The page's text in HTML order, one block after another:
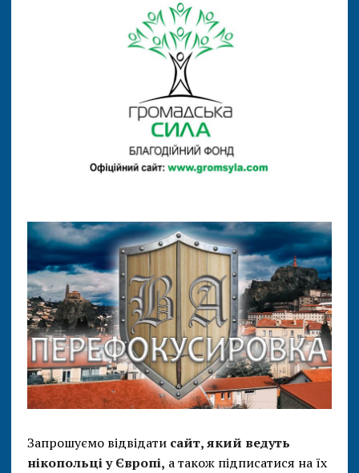
Запрошуємо відвідати сайт, який ведуть
нікопольці у Європі, а також підписатися на їх